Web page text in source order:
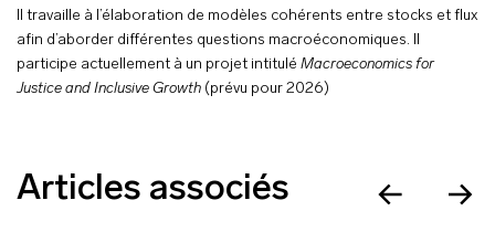
Il travaille à l’élaboration de modèles cohérents entre stocks et flux
afin d’aborder différentes questions macroéconomiques. Il
participe actuellement à un projet intitulé Macroeconomics for
Justice and Inclusive Growth (prévu pour 2026)
Articles associés